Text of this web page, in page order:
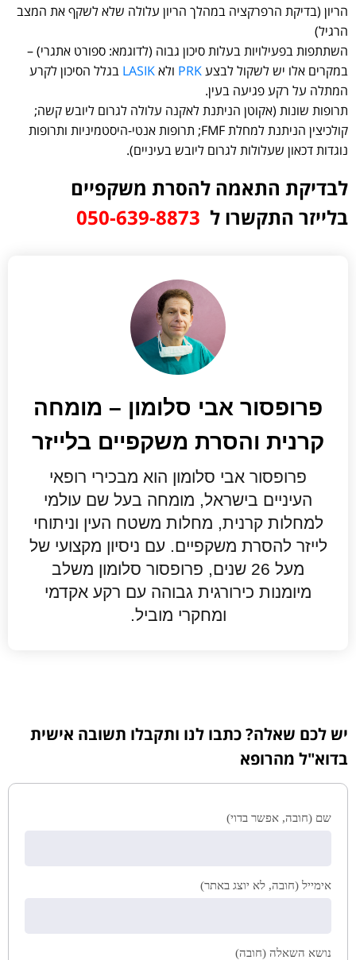
הריון (בדיקת הרפרקציה במהלך הריון עלולה שלא לשקף את המצב
הרגיל)
השתתפות בפעילויות בעלות סיכון גבוה (לדוגמא: ספורט אתגרי) –
במקרים אלו יש לשקול לבצעPRK ולאLASIK בגלל הסיכון לקרע
המתלה על רקע פגיעה בעין.
תרופות שונות (אקוטן הניתנת לאקנה עלולה לגרום ליובש קשה;
קולכיצין הניתנת למחלת FMF; תרופות אנטי-היסטמיניות ותרופות
נוגדות דכאון שעלולות לגרום ליובש בעיניים).
לבדיקת התאמה להסרת משקפיים
בלייזר התקשרו ל 050-639-8873⁩
פרופסור אבי סלומון – מומחה
קרנית והסרת משקפיים בלייזר
פרופסור אבי סלומון הוא מבכירי רופאי
העיניים בישראל, מומחה בעל שם עולמי
למחלות קרנית, מחלות משטח העין וניתוחי
לייזר להסרת משקפיים. עם ניסיון מקצועי של
מעל 26 שנים, פרופסור סלומון משלב
מיומנות כירורגית גבוהה עם רקע אקדמי
ומחקרי מוביל.
יש לכם שאלה? כתבו לנו ותקבלו תשובה אישית
בדוא"ל מהרופא
שם (חובה, אפשר בדוי)
אימייל (חובה, לא יוצג באתר)
נושא השאלה (חובה)